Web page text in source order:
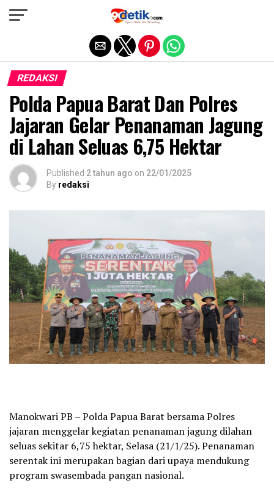
REDAKSI
Polda Papua Barat Dan Polres
Jajaran Gelar Penanaman Jagung
di Lahan Seluas 6,75 Hektar
Published 2 tahun ago on 22/01/2025
By redaksi
Manokwari PB – Polda Papua Barat bersama Polres
jajaran menggelar kegiatan penanaman jagung dilahan
seluas sekitar 6,75 hektar, Selasa (21/1/25). Penanaman
serentak ini merupakan bagian dari upaya mendukung
program swasembada pangan nasional.
Exit mobile version